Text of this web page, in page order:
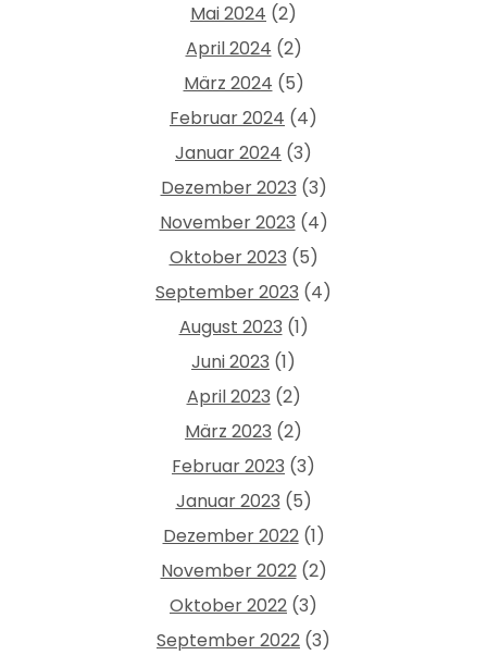
Mai 2024 (2)
April 2024 (2)
März 2024 (5)
Februar 2024 (4)
Januar 2024 (3)
Dezember 2023 (3)
November 2023 (4)
Oktober 2023 (5)
September 2023 (4)
August 2023 (1)
Juni 2023 (1)
April 2023 (2)
März 2023 (2)
Februar 2023 (3)
Januar 2023 (5)
Dezember 2022(1)
November 2022(2)
Oktober 2022 (3)
September 2022 (3)